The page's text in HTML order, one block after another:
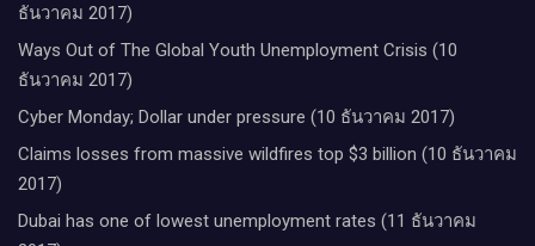
ธันวาคม 2017)
Ways Out of The Global Youth Unemployment Crisis (10
ธันวาคม 2017)
Cyber Monday; Dollar under pressure (10 ธันวาคม 2017)
Claims losses from massive wildfires top $3 billion (10 ธันวาคม
2017)
Dubai has one of lowest unemployment rates (11 ธันวาคม